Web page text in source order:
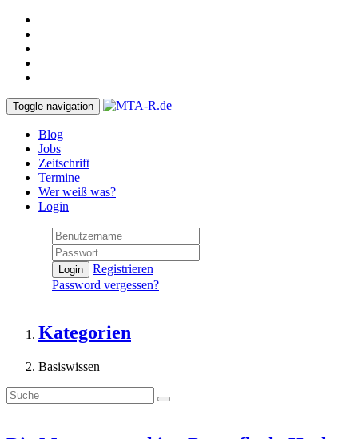
Toggle navigation
Blog
Jobs
Zeitschrift
Termine
Wer weiß was?
Login
Login
Registrieren
Password vergessen?
Kategorien
Basiswissen